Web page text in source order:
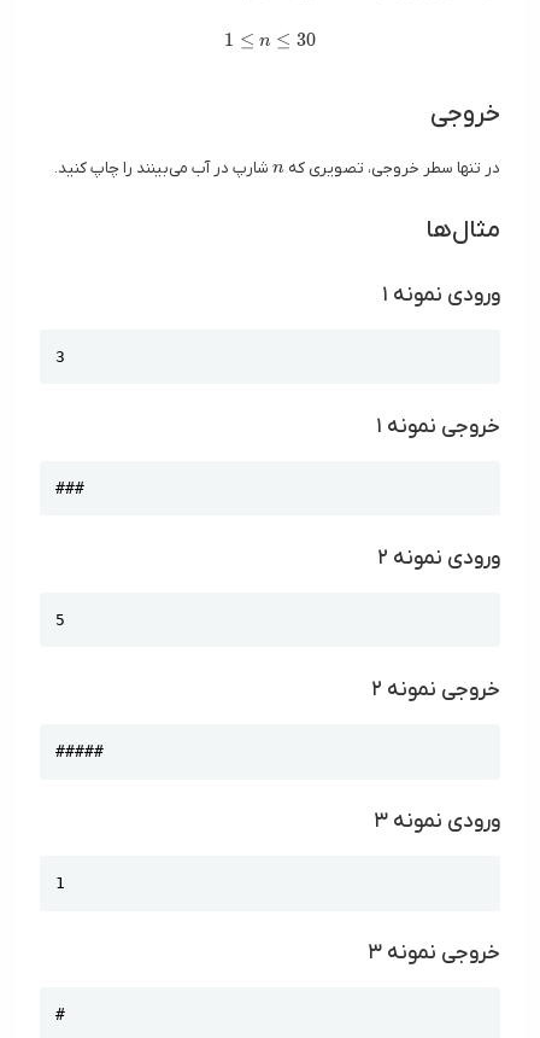
1 \leq n \leq 30
1 ≤ n ≤ 30
خروجی
در تنها سطر خروجی، تصویری که
n
n شارپ در آب می‌بینند را چاپ کنید.
مثال‌ها
ورودی نمونه ۱
3
خروجی نمونه ۱
###
ورودی نمونه ۲
5
خروجی نمونه ۲
#####
ورودی نمونه ۳
1
خروجی نمونه ۳
#